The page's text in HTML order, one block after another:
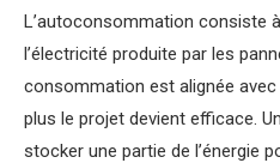
L’autoconsommation consiste
l’électricité produite par les
consommation est alignée
plus le projet devient efficace.
stocker une partie de l’énergie